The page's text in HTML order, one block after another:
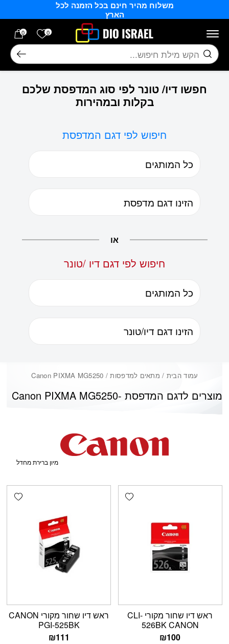
משלוח מהיר חינם בכל הזמנה לכל
הארץ
0 הרשימה
0
חיפוש
חפשו דיו/ טונר לפי סוג המדפסת שלכם
בקלות ובמהירות
חיפוש לפי דגם המדפסת
או
חיפוש לפי דגם דיו /טונר
עמוד הבית / מתאים למדפסות / Canon PIXMA MG5250
Canon PIXMA MG5250מוצרים לדגם המדפסת -
Add wishlist
ראש דיו שחור מקורי CLI-
526BK CANON
₪100
ראש דיו שחור מקורי CANON
PGI-525BK
₪111